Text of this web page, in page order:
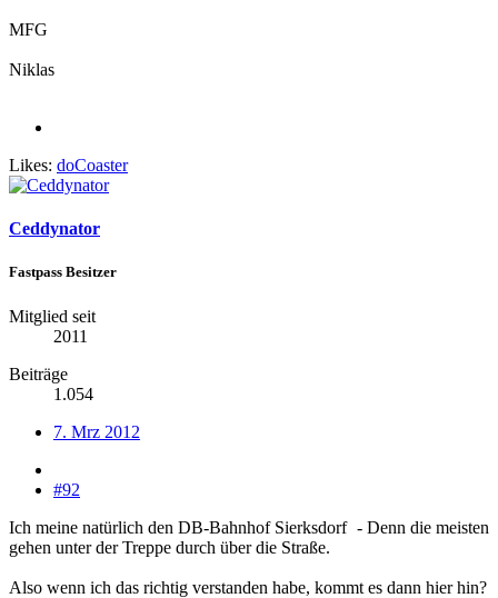
MFG
Niklas
Likes: doCoaster
Ceddynator
Fastpass Besitzer
Mitglied seit
2011
Beiträge
1.054
7. Mrz 2012
#92
Ich meine natürlich den DB-Bahnhof Sierksdorf - Denn die meisten
gehen unter der Treppe durch über die Straße.
Also wenn ich das richtig verstanden habe, kommt es dann hier hin?